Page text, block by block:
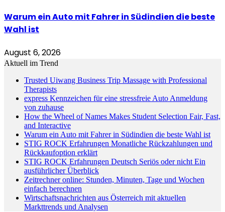
Warum ein Auto mit Fahrer in Südindien die beste
Wahl ist
August 6, 2026
Aktuell im Trend
Trusted Uiwang Business Trip Massage with Professional
Therapists
express Kennzeichen für eine stressfreie Auto Anmeldung
von zuhause
How the Wheel of Names Makes Student Selection Fair, Fast,
and Interactive
Warum ein Auto mit Fahrer in Südindien die beste Wahl ist
STIG ROCK Erfahrungen Monatliche Rückzahlungen und
Rückkaufoption erklärt
STIG ROCK Erfahrungen Deutsch Seriös oder nicht Ein
ausführlicher Überblick
Zeitrechner online: Stunden, Minuten, Tage und Wochen
einfach berechnen
Wirtschaftsnachrichten aus Österreich mit aktuellen
Markttrends und Analysen